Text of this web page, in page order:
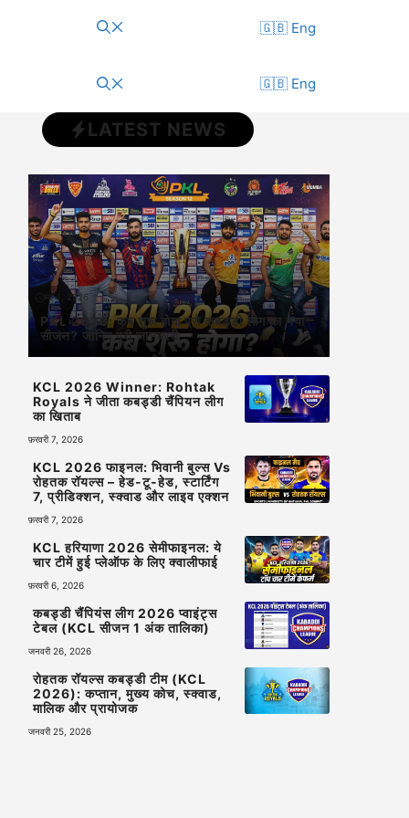
🇬🇧 Eng
🇬🇧 Eng
LATEST NEWS
मई 1, 2026
PKL 2026: कब शुरू होगा प्रो कबड्डी लीग का नया
सीजन? जानिए पूरी जानकारी
KCL 2026 Winner: Rohtak
Royals ने जीता कबड्डी चैंपियन लीग
का खिताब
फ़रवरी 7, 2026
KCL 2026 फाइनल: भिवानी बुल्स Vs
रोहतक रॉयल्स – हेड-टू-हेड, स्टार्टिंग
7, प्रीडिक्शन, स्क्वाड और लाइव एक्शन
फ़रवरी 7, 2026
KCL हरियाणा 2026 सेमीफाइनल: ये
चार टीमें हुई प्लेऑफ के लिए क्वालीफाई
फ़रवरी 6, 2026
कबड्डी चैंपियंस लीग 2026 प्वाइंट्स
टेबल (KCL सीजन 1 अंक तालिका)
जनवरी 26, 2026
रोहतक रॉयल्स कबड्डी टीम (KCL
2026): कप्तान, मुख्य कोच, स्क्वाड,
मालिक और प्रायोजक
जनवरी 25, 2026